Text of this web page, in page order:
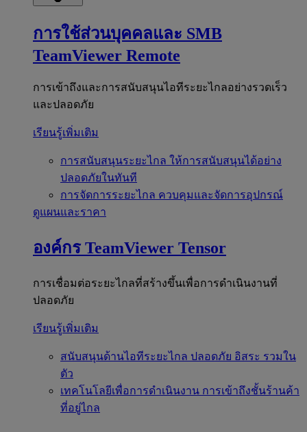
การใช้ส่วนบุคคลและ SMB
TeamViewer Remote
การเข้าถึงและการสนับสนุนไอทีระยะไกลอย่างรวดเร็ว
และปลอดภัย
เรียนรู้เพิ่มเติม
การสนับสนุนระยะไกล ให้การสนับสนุนได้อย่าง
ปลอดภัยในทันที
การจัดการระยะไกล ควบคุมและจัดการอุปกรณ์
ดูแผนและราคา
องค์กร TeamViewer Tensor
การเชื่อมต่อระยะไกลที่สร้างขึ้นเพื่อการดำเนินงานที่
ปลอดภัย
เรียนรู้เพิ่มเติม
สนับสนุนด้านไอทีระยะไกล ปลอดภัย อิสระ รวมใน
ตัว
เทคโนโลยีเพื่อการดำเนินงาน การเข้าถึงชั้นร้านค้า
ที่อยู่ไกล